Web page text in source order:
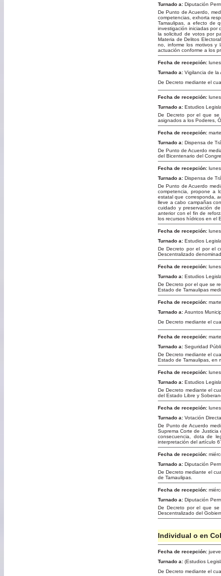
Turnado a: Diputación
De Punto de Acuerdo,
competencias, exhorta
Tamaulipas, a efecto de
investigación iniciadas por
la solicitud de votos por
Materia de Delitos
no, informe los motivos y
actuación conforme a los
Fecha de recepción:
Turnado a: Vigilancia de
De Decreto mediante el
Fecha de recepción:
Turnado a: Estudios
De Decreto por el que
asignados a los Poderes,
Fecha de recepción:
Turnado a: Dispensa de
De Punto de Acuerdo
del Bicentenario del
Fecha de recepción:
Turnado a: Dispensa de
De Punto de Acuerdo
competencia, propone a
estatal que corresponda,
lleve a cabo campañas
cuidado y preservación
anterior con el fin de
los recursos hídricos en el
Fecha de recepción:
Turnado a: Estudios
De Decreto por el por el
Descentralizado
Fecha de recepción:
Turnado a: Estudios
De Decreto por el que se
Estado de Tamaulipas
Fecha de recepción:
Turnado a: Asuntos
De Decreto mediante el
Fecha de recepción:
Turnado a: Seguridad
De Decreto mediante el
Estado de Tamaulipas, en
Fecha de recepción:
Turnado a: Estudios
De Decreto mediante el
del Estado Libre y
Fecha de recepción:
Turnado a: Votación
De Punto de Acuerdo
Suprema Corte de
consecuencia, dota de
interpretación del artículo
Fecha de recepción:
Turnado a: Diputación
De Decreto mediante el
de Tamaulipas.
Fecha de recepción:
Turnado a: Diputación
De Decreto por el que se
Descentralizado del
Individual o en
Fecha de recepción:
Turnado a: (Estudios
De Decreto mediante el